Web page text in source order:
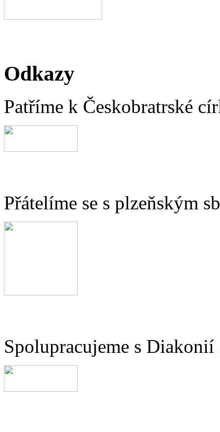
Odkazy
Patříme k Českobratrské
Přátelíme se s plzeňským
Spolupracujeme s Diakonií